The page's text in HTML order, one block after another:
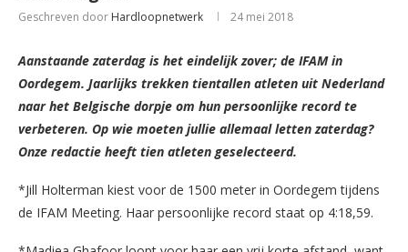
Geschreven door Hardloopnetwerk 24 mei 2018
Aanstaande zaterdag is het eindelijk zover; de IFAM in
Oordegem. Jaarlijks trekken tientallen atleten uit Nederland
naar het Belgische dorpje om hun persoonlijke record te
verbeteren. Op wie moeten jullie allemaal letten zaterdag?
Onze redactie heeft tien atleten geselecteerd.
*Jill Holterman kiest voor de 1500 meter in Oordegem tijdens
de IFAM Meeting. Haar persoonlijke record staat op 4:18,59.